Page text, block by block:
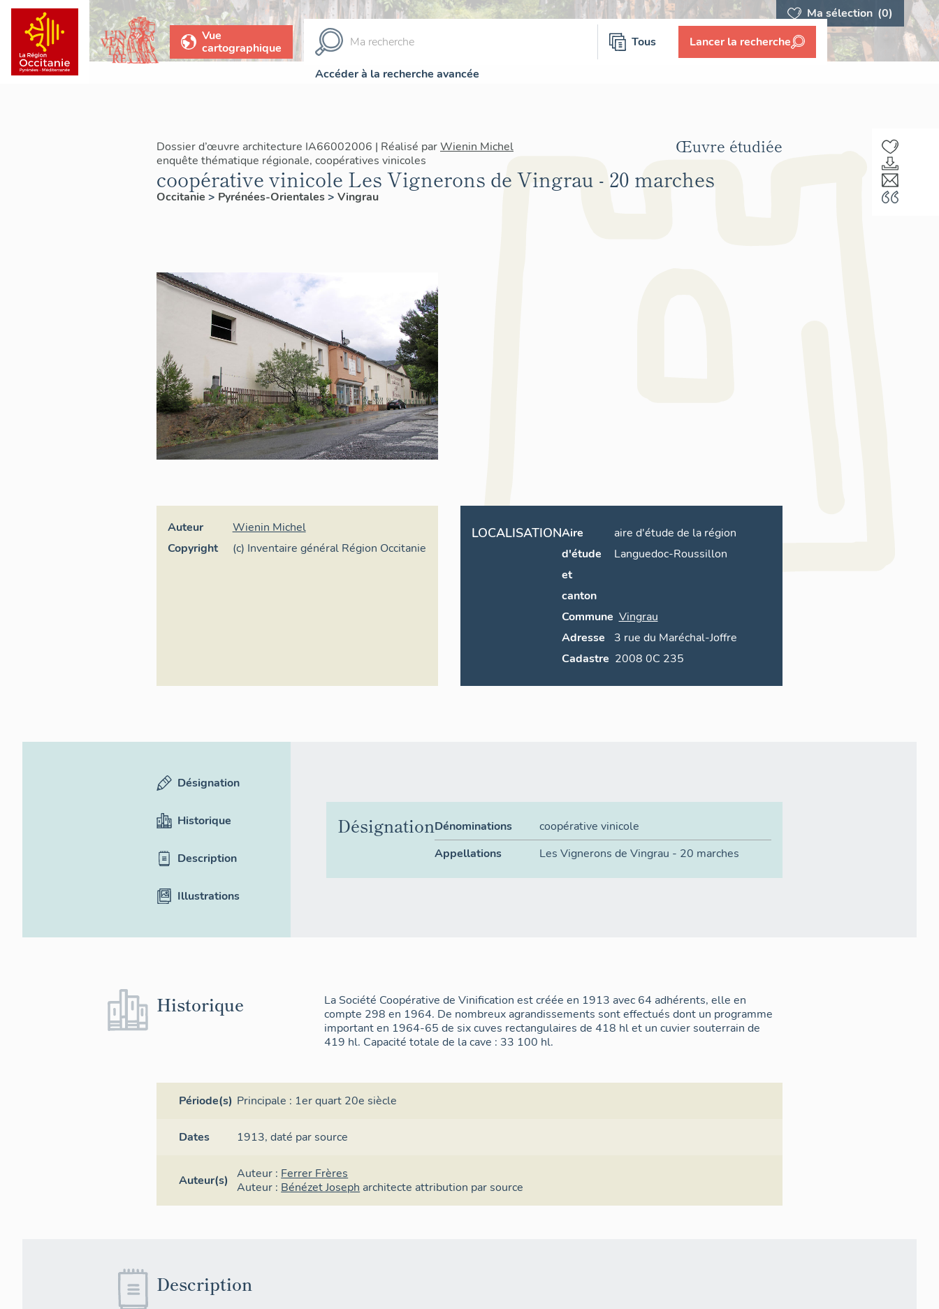
Ma sélection (0)
Vue
cartographique
Tous Lancer la recherche
Accéder à la recherche avancée
Dossier d’œuvre architecture IA66002006 | Réalisé parWienin Michel
enquête thématique régionale, coopératives vinicoles
coopérative vinicole Les Vignerons de Vingrau - 20 marches
Occitanie > Pyrénées-Orientales> Vingrau
Œuvre étudiée
Auteur
Wienin Michel
Copyright
(c) Inventaire général Région Occitanie
LOCALISATIONAire
d'étude
et
canton
aire d'étude de la région
Languedoc-Roussillon
Commune Vingrau
Adresse
3 rue du Maréchal-Joffre
Cadastre
2008 0C 235
Désignation
Historique
Description
Illustrations
DésignationDénominations
coopérative vinicole
Appellations
Les Vignerons de Vingrau - 20 marches
Historique
La Société Coopérative de Vinification est créée en 1913 avec 64 adhérents, elle en
compte 298 en 1964. De nombreux agrandissements sont effectués dont un programme
important en 1964-65 de six cuves rectangulaires de 418 hl et un cuvier souterrain de
419 hl. Capacité totale de la cave : 33 100 hl.
Période(s) Principale : 1er quart 20e siècle
Dates 1913,daté par source
Auteur(s) Auteur : Ferrer Frères
Auteur : Bénézet Joseph architecte attribution par source
Description